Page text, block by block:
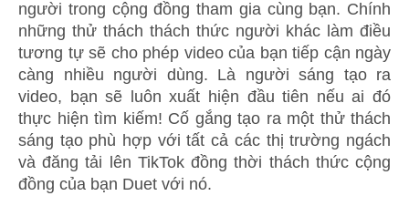
người trong cộng đồng tham gia cùng bạn. Chính
những thử thách thách thức người khác làm điều
tương tự sẽ cho phép video của bạn tiếp cận ngày
càng nhiều người dùng. Là người sáng tạo ra
video, bạn sẽ luôn xuất hiện đầu tiên nếu ai đó
thực hiện tìm kiếm! Cố gắng tạo ra một thử thách
sáng tạo phù hợp với tất cả các thị trường ngách
và đăng tải lên TikTok đồng thời thách thức cộng
đồng của bạn Duet với nó.